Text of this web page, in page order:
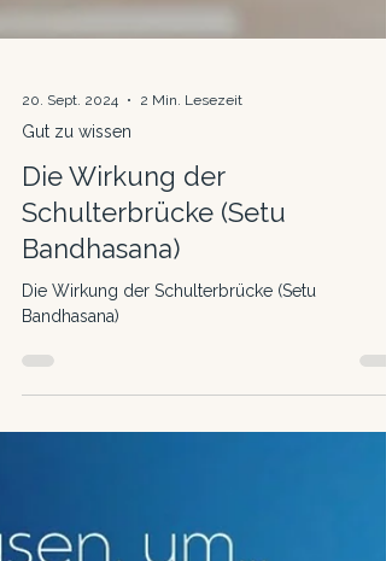
Gut zu wissen
Die Wirkung der
Schulterbrücke (Setu
Bandhasana)
Bandhasana)